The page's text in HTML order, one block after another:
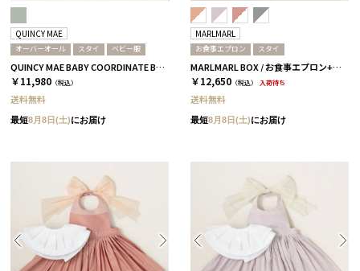
QUINCY MAE
オーバーオール スタイ ベビー服
QUINCY MAE BABY COORDINATE BOX / オーバーオール＋スタイ / セージグリーン［クインシーメイ］
￥11,980 （税込）
送料無料
最短8月8日(土)にお届け
MARLMARL
お食事エプロン スタイ
MARLMARL BOX / お食事エプロン+デコスタイ / カランコエ
￥12,650 （税込） 入荷待ち
送料無料
最短8月8日(土)にお届け